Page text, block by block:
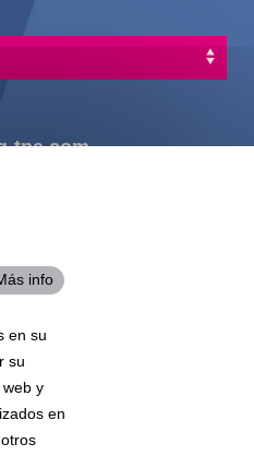
tpe.com
tpe.com
2001 US-46,
States
product
to your
info
en su
su
y
en